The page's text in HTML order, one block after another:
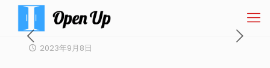
2023年9月8日